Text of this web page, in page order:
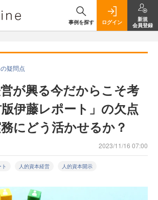
事例を探す ログイン
新規
会員登録
疑問点
が興る今だからこそ考
伊藤レポート」の欠点
にどう活かせるか？
2023/11/16 07:00
人的資本経営 人的資本開示